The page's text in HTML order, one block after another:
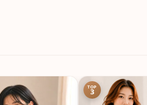
TOP
3